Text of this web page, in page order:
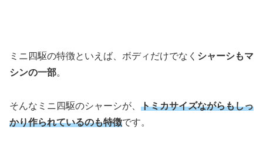
ミニ四駆の特徴といえば、ボディだけでなく シャーシもマ
シンの一部。
そんなミニ四駆のシャーシが、 トミカサイズながらもしっ
かり作られているのも特徴です。